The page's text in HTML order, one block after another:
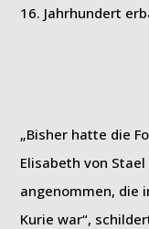
16. Jahrhundert
„Bisher hatte die
Elisabeth von
angenommen, die
Kurie war“,